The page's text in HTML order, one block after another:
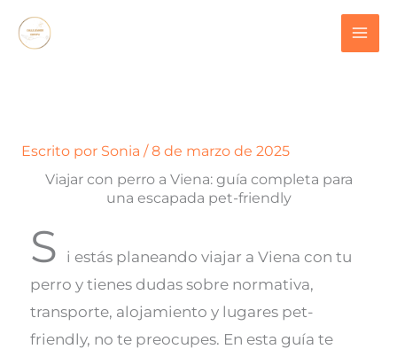
Escrito por Sonia /8 de marzo de 2025
Viajar con perro a Viena: guía completa para
una escapada pet-friendly
S
i estás planeando viajar a Viena con tu
perro y tienes dudas sobre normativa,
transporte, alojamiento y lugares pet-
friendly, no te preocupes. En esta guía te